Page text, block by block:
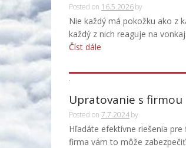
Posted on 16.5.2026by
Nie každý má pokožku ako z
každý z nich reaguje na
Číst dále
Upratovanie s firmou
Posted on 7.7.2024by
Hľadáte efektívne riešenia
firma vám to môže